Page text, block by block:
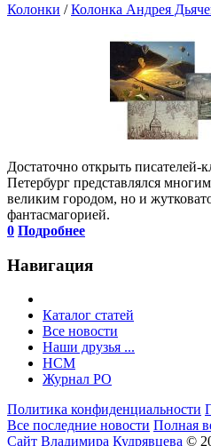
Колонки /Колонка Андрея
Достаточно открыть писателей-
Петербург представлялся
великим городом, но и
фантасмагорией.
0 Подробнее
Навигация
Каталог статей
Все новости
Наши друзья ...
HCM
Журнал РО
Политика конфиденциальности
Все последние новости Полная
Сайт Владимира Кудрявцева ©